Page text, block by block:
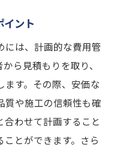
イント
には、計画的な費用管
ら見積もりを取り、
す。その際、安価な
質や施工の信頼性も確
わせて計画すること
とができます。さら